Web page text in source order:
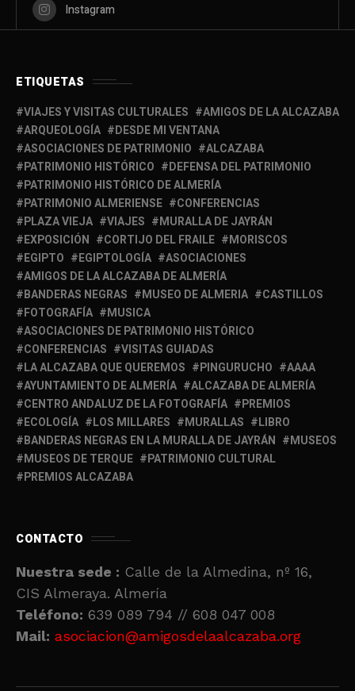
Instagram
ETIQUETAS
VIAJES Y VISITAS CULTURALES
AMIGOS DE LA ALCAZABA
ARQUEOLOGÍA
DESDE MI VENTANA
ASOCIACIONES DE PATRIMONIO
ALCAZABA
PATRIMONIO HISTÓRICO
DEFENSA DEL PATRIMONIO
PATRIMONIO HISTÓRICO DE ALMERÍA
PATRIMONIO ALMERIENSE
CONFERENCIAS
PLAZA VIEJA
VIAJES
MURALLA DE JAYRÁN
EXPOSICIÓN
CORTIJO DEL FRAILE
MORISCOS
EGIPTO
EGIPTOLOGÍA
ASOCIACIONES
AMIGOS DE LA ALCAZABA DE ALMERÍA
BANDERAS NEGRAS
MUSEO DE ALMERIA
CASTILLOS
FOTOGRAFÍA
MUSICA
ASOCIACIONES DE PATRIMONIO HISTÓRICO
CONFERENCIAS
VISITAS GUIADAS
LA ALCAZABA QUE QUEREMOS
PINGURUCHO
AAAA
AYUNTAMIENTO DE ALMERÍA
ALCAZABA DE ALMERÍA
CENTRO ANDALUZ DE LA FOTOGRAFÍA
PREMIOS
ECOLOGÍA
LOS MILLARES MURALLAS
LIBRO
BANDERAS NEGRAS EN LA MURALLA DE JAYRÁN
MUSEOS
MUSEOS DE TERQUE
PATRIMONIO CULTURAL
PREMIOS ALCAZABA
CONTACTO
Nuestra sede : Calle de la Almedina, nº 16,
CIS Almeraya. Almería
Teléfono: 639 089 794 // 608 047 008
Mail: asociacion@amigosdelaalcazaba.org